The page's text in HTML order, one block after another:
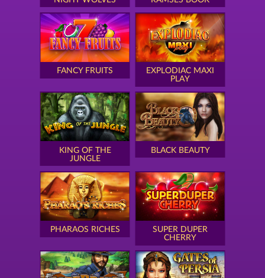
FANCY FRUITS
EXPLODIAC MAXI
PLAY
KING OF THE
JUNGLE
BLACK BEAUTY
PHARAOS RICHES
SUPER DUPER
CHERRY